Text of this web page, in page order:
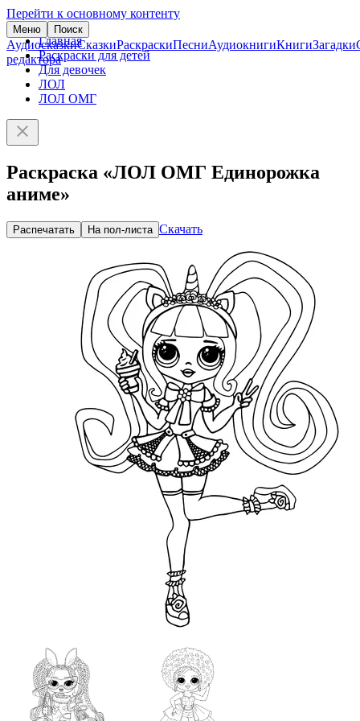
Перейти к основному контенту
Меню Поиск
АудиосказкиСказкиРаскраскиПесниАудиокнигиКнигиЗагадки
редактора
Главная
Раскраски для детей
Для девочек
ЛОЛ
ЛОЛ ОМГ
Раскраска «ЛОЛ ОМГ Единорожка
аниме»
Распечатать На пол-листа Скачать